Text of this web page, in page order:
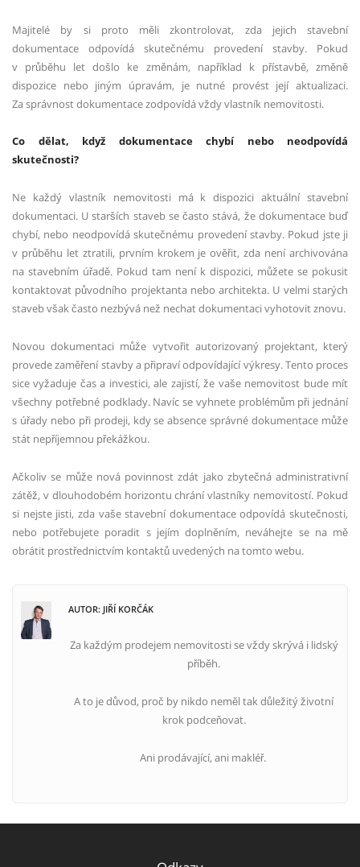
Majitelé by si proto měli zkontrolovat, zda jejich stavební
dokumentace odpovídá skutečnému provedení stavby. Pokud
v průběhu let došlo ke změnám, například k přístavbě, změně
dispozice nebo jiným úpravám, je nutné provést její aktualizaci.
Za správnost dokumentace zodpovídá vždy vlastník nemovitosti.
Co dělat, když dokumentace chybí nebo neodpovídá
skutečnosti?
Ne každý vlastník nemovitosti má k dispozici aktuální stavební
dokumentaci. U starších staveb se často stává, že dokumentace buď
chybí, nebo neodpovídá skutečnému provedení stavby. Pokud jste ji
v průběhu let ztratili, prvním krokem je ověřit, zda není archivována
na stavebním úřadě. Pokud tam není k dispozici, můžete se pokusit
kontaktovat původního projektanta nebo architekta. U velmi starých
staveb však často nezbývá než nechat dokumentaci vyhotovit znovu.
Novou dokumentaci může vytvořit autorizovaný projektant, který
provede zaměření stavby a připraví odpovídající výkresy. Tento proces
sice vyžaduje čas a investici, ale zajistí, že vaše nemovitost bude mít
všechny potřebné podklady. Navíc se vyhnete problémům při jednání
s úřady nebo při prodeji, kdy se absence správné dokumentace může
stát nepříjemnou překážkou.
Ačkoliv se může nová povinnost zdát jako zbytečná administrativní
zátěž, v dlouhodobém horizontu chrání vlastníky nemovitostí. Pokud
si nejste jisti, zda vaše stavební dokumentace odpovídá skutečnosti,
nebo potřebujete poradit s jejím doplněním, neváhejte se na mě
obrátit prostřednictvím kontaktů uvedených na tomto webu.
AUTOR: JIŘÍ KORČÁK
Za každým prodejem nemovitosti se vždy skrývá i lidský
příběh.
A to je důvod, proč by nikdo neměl tak důležitý životní
krok podceňovat.
Ani prodávající, ani makléř.